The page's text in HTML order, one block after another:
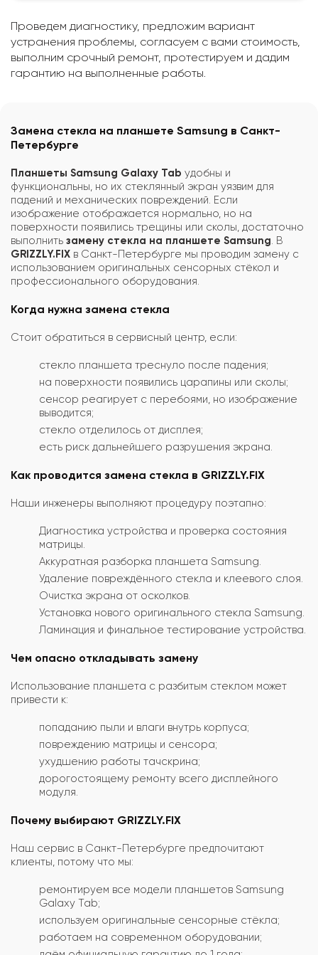
Проведем диагностику, предложим вариант
устранения проблемы, согласуем с вами стоимость,
выполним срочный ремонт, протестируем и дадим
гарантию на выполненные работы.
Замена стекла на планшете Samsung в Санкт-
Петербурге
Планшеты Samsung Galaxy Tab удобны и
функциональны, но их стеклянный экран уязвим для
падений и механических повреждений. Если
изображение отображается нормально, но на
поверхности появились трещины или сколы, достаточно
выполнить замену стекла на планшете Samsung . В
GRIZZLY.FIX в Санкт-Петербурге мы проводим замену с
использованием оригинальных сенсорных стёкол и
профессионального оборудования.
Когда нужна замена стекла
Стоит обратиться в сервисный центр, если:
стекло планшета треснуло после падения;
на поверхности появились царапины или сколы;
сенсор реагирует с перебоями, но изображение
выводится;
стекло отделилось от дисплея;
есть риск дальнейшего разрушения экрана.
Как проводится замена стекла в GRIZZLY.FIX
Наши инженеры выполняют процедуру поэтапно:
Диагностика устройства и проверка состояния
матрицы.
Аккуратная разборка планшета Samsung.
Удаление повреждённого стекла и клеевого слоя.
Очистка экрана от осколков.
Установка нового оригинального стекла Samsung.
Ламинация и финальное тестирование устройства.
Чем опасно откладывать замену
Использование планшета с разбитым стеклом может
привести к:
попаданию пыли и влаги внутрь корпуса;
повреждению матрицы и сенсора;
ухудшению работы тачскрина;
дорогостоящему ремонту всего дисплейного
модуля.
Почему выбирают GRIZZLY.FIX
Наш сервис в Санкт-Петербурге предпочитают
клиенты, потому что мы:
ремонтируем все модели планшетов Samsung
Galaxy Tab;
используем оригинальные сенсорные стёкла;
работаем на современном оборудовании;